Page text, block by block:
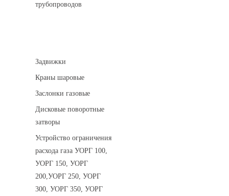
трубопроводов
Задвижки
Краны шаровые
Заслонки газовые
Дисковые поворотные
затворы
Устройство ограничения
расхода газа УОРГ 100,
УОРГ 150, УОРГ
200,УОРГ 250, УОРГ
300, УОРГ 350, УОРГ